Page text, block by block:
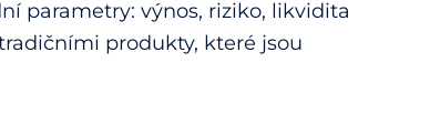
parametry: výnos, riziko, likvidita
produkty, které jsou